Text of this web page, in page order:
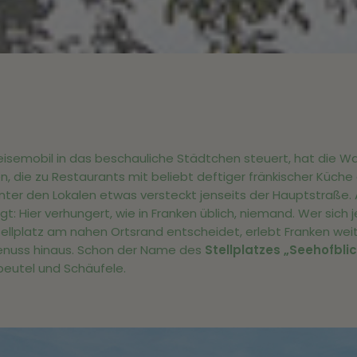
in das beschauliche Städtchen steuert, hat die
die zu Restaurants mit beliebt deftiger fränkischer Küche
den Lokalen etwas versteckt jenseits der Hauptstraße.
Hier verhungert, wie in Franken üblich, niemand. Wer sich
am nahen Ortsrand entscheidet, erlebt Franken
hinaus. Schon der Name des Stellplatzes
und Schäufele.